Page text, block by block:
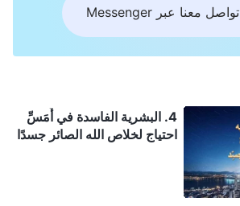
تواصل معنا عبر Messenger
4. البشرية الفاسدة في أَمَسِّ
احتياج لخلاص الله الصائر جسدًا